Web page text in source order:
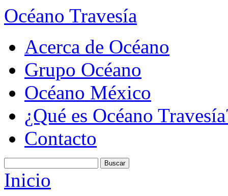
Océano Travesía
Acerca de Océano
Grupo Océano
Océano México
¿Qué es Océano
Contacto
Inicio